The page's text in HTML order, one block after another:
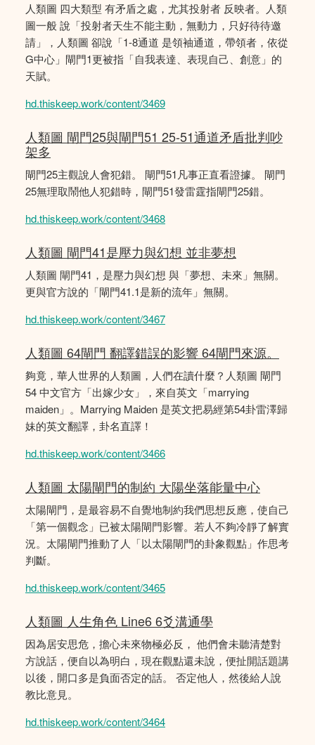
人類圖 四大類型 有矛盾之處，尤其投射者 反映者。人類
圖一般 說「投射者天生不能主動，無動力，只好待待邀
請」，人類圖 卻說「1-8通道 是領袖通道，帶領者，依從
G中心」閘門1更被指「自我表達、表現自己、創意」的
天賦。
hd.thiskeep.work/content/3469
人類圖 閘門25與閘門51 25-51通道矛盾批判吵
架多
閘門25主觀說人會犯錯。 閘門51凡事正直看證據。 閘門
25無理取鬧他人犯錯時，閘門51發雷霆指閘門25錯。
hd.thiskeep.work/content/3468
人類圖 閘門41是壓力與幻想 並非夢想
人類圖 閘門41，是壓力與幻想 與「夢想、未來」無關。
更與官方說的「閘門41.1是新的流年」無關。
hd.thiskeep.work/content/3467
人類圖 64閘門 翻譯錯誤的影響 64閘門來源。
夠竟，華人世界的人類圖，人們在讀什麼？人類圖 閘門
54 中文官方「出嫁少女」，來自英文「marrying
maiden」。Marrying Maiden 是英文把易經第54卦雷澤歸
妹的英文翻譯，卦名直譯！
hd.thiskeep.work/content/3466
人類圖 太陽閘門的制約 大陽坐落能量中心
太陽閘門，是最容易不自覺地制約我們思想反應，使自己
「第一個觀念」已被太陽閘門影響。若人不夠冷靜了解實
況。太陽閘門推動了人「以太陽閘門的卦象觀點」作思考
判斷。
hd.thiskeep.work/content/3465
人類圖 人生角色 Line6 6爻溝通學
因為居安思危，擔心未來物極必反， 他們會未聽清楚對
方說話，便自以為明白，現在觀點還未說，便扯開話題講
以後，開口多是負面否定的話。 否定他人，然後給人說
教比意見。
hd.thiskeep.work/content/3464